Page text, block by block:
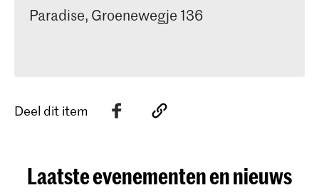
Paradise, Groenewegje 136
Deel dit item
Laatste evenementen en nieuws